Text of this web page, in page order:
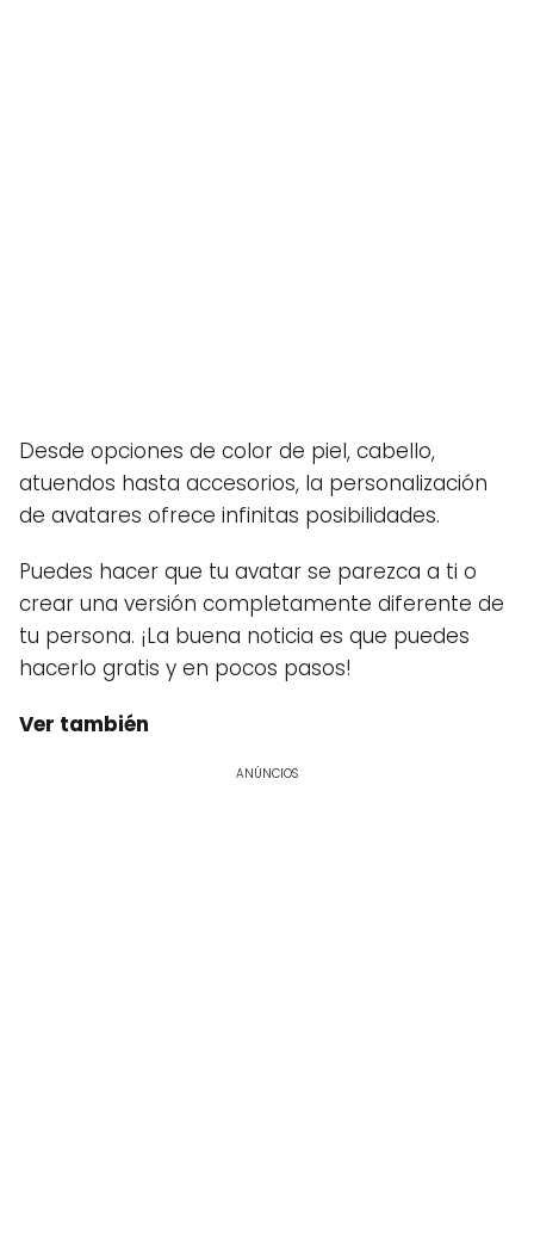
Desde opciones de color de piel, cabello,
atuendos hasta accesorios, la personalización
de avatares ofrece infinitas posibilidades.
Puedes hacer que tu avatar se parezca a ti o
crear una versión completamente diferente de
tu persona. ¡La buena noticia es que puedes
hacerlo gratis y en pocos pasos!
Ver también
ANÚNCIOS